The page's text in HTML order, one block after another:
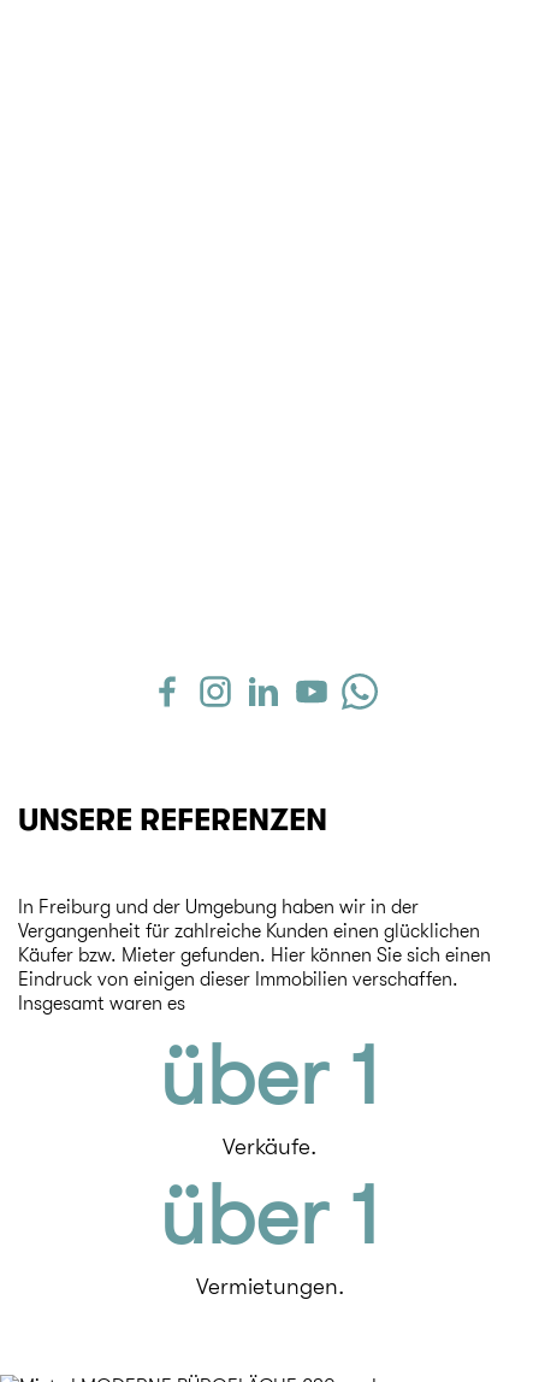
UNSERE REFERENZEN
In Freiburg und der Umgebung haben wir in der
Vergangenheit für zahlreiche Kunden einen glücklichen
Käufer bzw. Mieter gefunden. Hier können Sie sich einen
Eindruck von einigen dieser Immobilien verschaffen.
Insgesamt waren es
Verkäufe.
über 1
Vermietungen.
über 1